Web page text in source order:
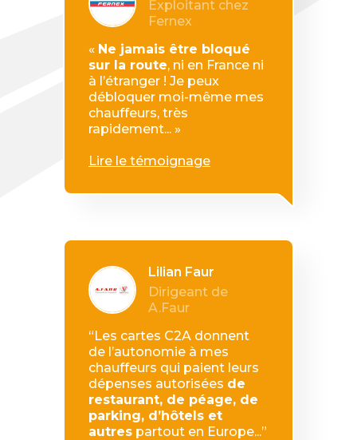
Exploitant chez
Fernex
« Ne jamais être bloqué
sur la route, ni en France ni
à l’étranger ! Je peux
débloquer moi-même mes
chauffeurs, très
rapidement... »
Lire le témoignage
Lilian Faur
Dirigeant de
A.Faur
“Les cartes C2A donnent
de l’autonomie à mes
chauffeurs qui paient leurs
dépenses autorisées de
restaurant, de péage, de
parking, d’hôtels et
autres partout en Europe...”